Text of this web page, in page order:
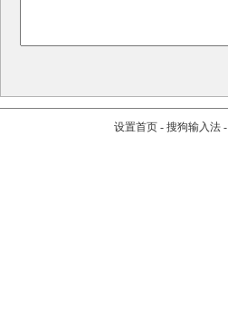
设置首页- 搜狗输入法-